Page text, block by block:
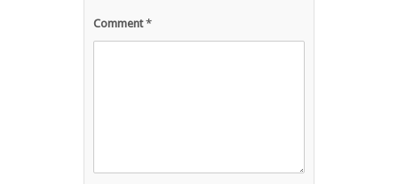
Comment*